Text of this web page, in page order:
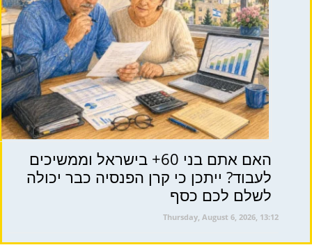
האם אתם בני 60+ בישראל וממשיכים
לעבוד? ייתכן כי קרן הפנסיה כבר יכולה
לשלם לכם כסף
Thursday, August 6, 2026, 13:12